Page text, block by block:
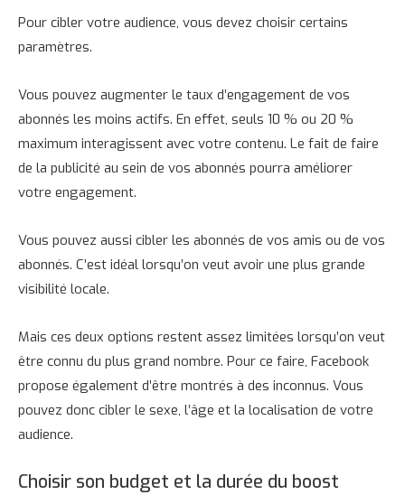
Pour cibler votre audience, vous devez choisir certains
paramètres.
Vous pouvez augmenter le taux d’engagement de vos
abonnés les moins actifs. En effet, seuls 10 % ou 20 %
maximum interagissent avec votre contenu. Le fait de faire
de la publicité au sein de vos abonnés pourra améliorer
votre engagement.
Vous pouvez aussi cibler les abonnés de vos amis ou de vos
abonnés. C’est idéal lorsqu’on veut avoir une plus grande
visibilité locale.
Mais ces deux options restent assez limitées lorsqu’on veut
être connu du plus grand nombre. Pour ce faire, Facebook
propose également d’être montrés à des inconnus. Vous
pouvez donc cibler le sexe, l’âge et la localisation de votre
audience.
Choisir son budget et la durée du boost